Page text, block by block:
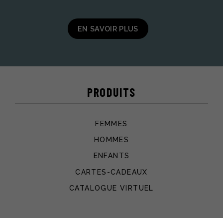
EN SAVOIR PLUS
PRODUITS
FEMMES
HOMMES
ENFANTS
CARTES-CADEAUX
CATALOGUE VIRTUEL